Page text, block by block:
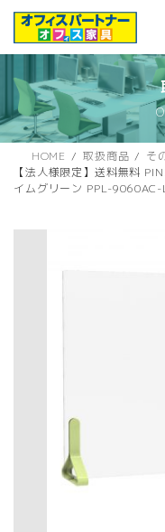
ス
キ
ン
に
HOME 取扱商品
そ
【法人様限定】送料無料
イムグリーン PPL-9060AC-